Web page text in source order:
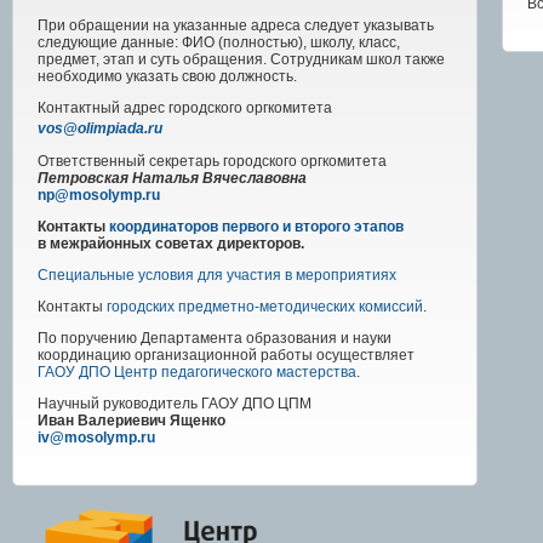
При обращении на указанные адреса следует указывать
следующие данные: ФИО (полностью), школу, класс,
предмет, этап и суть обращения. Сотрудникам школ также
необходимо указать свою должность.
Контактный адрес городского оргкомитета
vos@olimpiada.ru
Ответственный секретарь городского оргкомитета
Петровская Наталья Вячеславовна
np@mosolymp.ru
Контакты координаторов первого и второго этапов
в межрайонных советах директоров.
Специальные условия для участия в мероприятиях
Контакты городских предметно-методических комиссий.
По поручению Департамента образования и науки
координацию организационной работы осуществляет
ГАОУ ДПО Центр педагогического мастерства.
Научный руководитель ГАОУ ДПО ЦПМ
Иван Валериевич Ященко
iv@mosolymp.ru